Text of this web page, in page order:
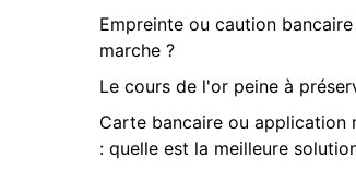
Empreinte ou caution
marche ?
Le cours de l'or peine à
Carte bancaire ou application
: quelle est la meilleure